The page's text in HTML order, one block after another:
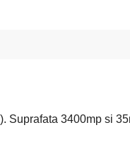
Suprafata 3400mp si